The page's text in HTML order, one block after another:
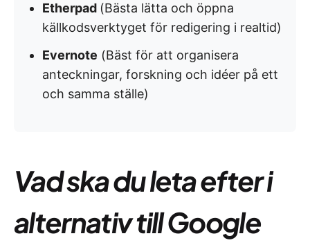
Etherpad (Bästa lätta och öppna
källkodsverktyget för redigering i realtid)
Evernote (Bäst för att organisera
anteckningar, forskning och idéer på ett
och samma ställe)
Vad ska du leta efter i
alternativ till Google